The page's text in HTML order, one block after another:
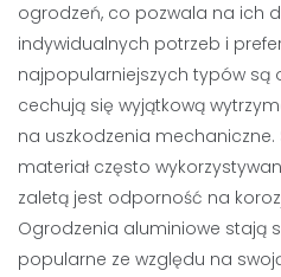
ogrodzeń, co pozwala na ich
indywidualnych potrzeb i
najpopularniejszych typów są
cechują się wyjątkową
na uszkodzenia
materiał często
zaletą jest odporność na
Ogrodzenia aluminiowe stają
popularne ze względu na